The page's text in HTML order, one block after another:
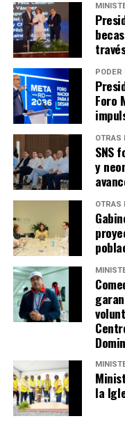
PODER
Foro
OTRAS
SNS
y
OTRAS
la